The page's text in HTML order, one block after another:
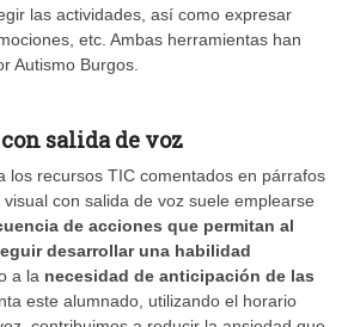
las actividades, así como expresar
etc. Ambas herramientas han
Autismo Burgos.
salida de voz
los recursos TIC comentados en párrafos
con salida de voz suele emplearse
de acciones que permitan al
desarrollar una habilidad
a la necesidad de anticipación de las
este alumnado, utilizando el horario